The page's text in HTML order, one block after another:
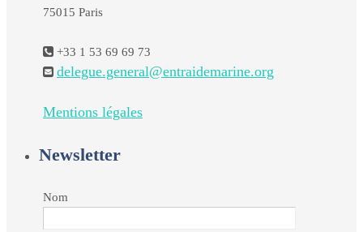
75015 Paris
+33 1 53 69 69 73
delegue.general@entraidemarine.org
Mentions légales
Newsletter
Nom